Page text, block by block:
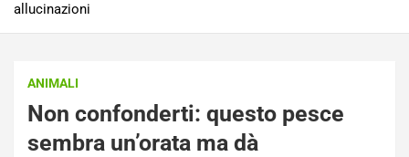
allucinazioni
ANIMALI
Non confonderti: questo pesce
sembra un’orata ma dà